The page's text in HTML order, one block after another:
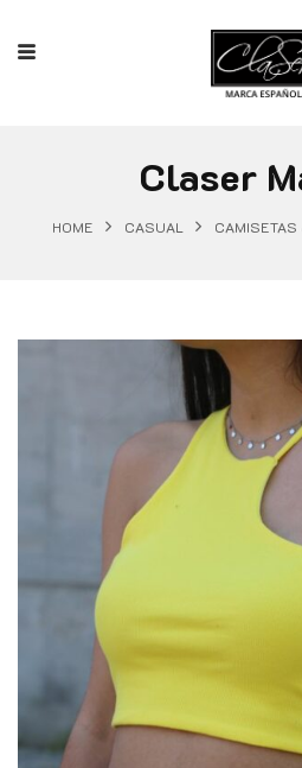
Claser
HOME CASUAL CAMISETAS